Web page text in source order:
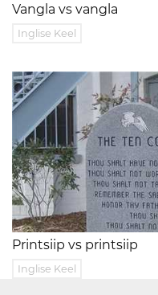
Vangla vs vangla
Inglise Keel
Printsiip vs printsiip
Inglise Keel